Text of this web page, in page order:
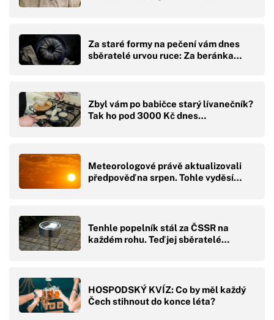
Za staré formy na pečení vám dnes
sběratelé urvou ruce: Za beránka…
Zbyl vám po babičce starý lívanečník?
Tak ho pod 3000 Kč dnes…
Meteorologové právě aktualizovali
předpověď na srpen. Tohle vyděsí…
Tenhle popelník stál za ČSSR na
každém rohu. Teď jej sběratelé…
HOSPODSKÝ KVÍZ: Co by měl každý
Čech stihnout do konce léta?